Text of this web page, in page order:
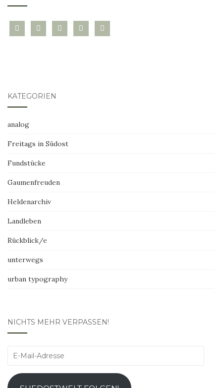
bloglovininstagramtwitter pinterest
mail
KATEGORIEN
analog
Freitags in Südost
Fundstücke
Gaumenfreuden
Heldenarchiv
Landleben
Rückblick/e
unterwegs
urban typography
NICHTS MEHR VERPASSEN!
E-
Adresse